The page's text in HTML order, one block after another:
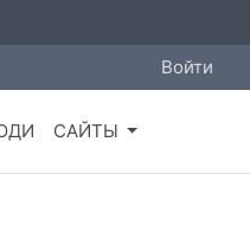
Войти
САЙТЫ